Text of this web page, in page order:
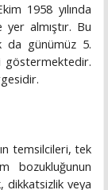
1958 yılında
yer almıştır. Bu
da günümüz 5.
göstermektedir.
temsilcileri, tek
bozukluğunun
dikkatsizlik veya